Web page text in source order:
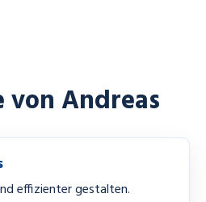
von Andreas
effizienter gestalten.